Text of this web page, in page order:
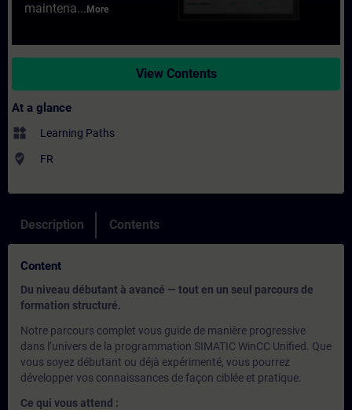
maintena... More
View Contents
At a glance
widgets Learning Paths
where_to_vote FR
Description Contents
Content
Du niveau débutant à avancé — tout en un seul parcours de
formation structuré.
Notre parcours complet vous guide de manière progressive
dans l’univers de la programmation SIMATIC WinCC Unified. Que
vous soyez débutant ou déjà expérimenté, vous pourrez
développer vos connaissances de façon ciblée et pratique.
Ce qui vous attend :